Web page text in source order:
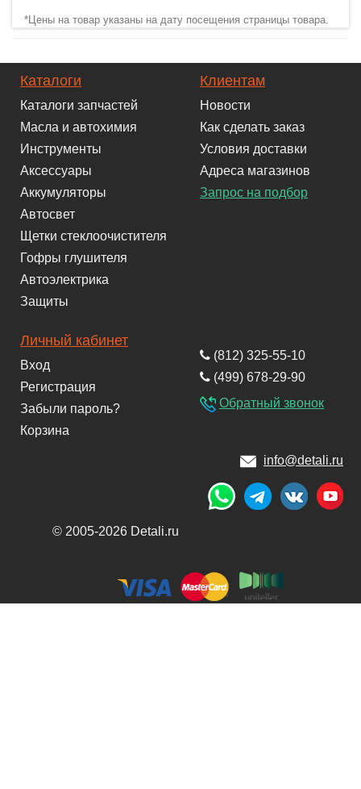
*Цены на товар указаны на дату посещения страницы товара.
Каталоги
Каталоги запчастей
Масла и автохимия
Инструменты
Аксессуары
Аккумуляторы
Автосвет
Щетки стеклоочистителя
Гофры глушителя
Автоэлектрика
Защиты
Клиентам
Новости
Как сделать заказ
Условия доставки
Адреса магазинов
Запрос на подбор
Личный кабинет
Вход
Регистрация
Забыли пароль?
Корзина
(812) 325-55-10
(499) 678-29-90
Обратный звонок
info@detali.ru
© 2005-2026 Detali.ru